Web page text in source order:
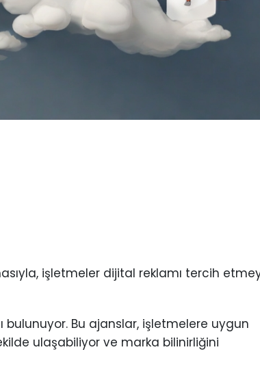
işletmeler dijital reklamı tercih
bulunuyor. Bu ajanslar, işletmelere uygun
ulaşabiliyor ve marka bilinirliğini